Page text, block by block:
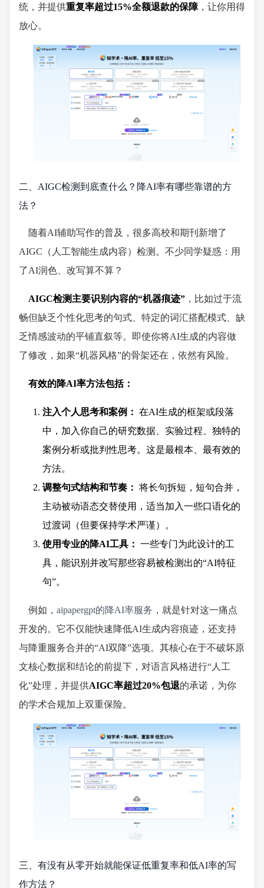
统，并提供重复率超过15%全额退款的保障，让你用得
放心。
二、AIGC检测到底查什么？降AI率有哪些靠谱的方
法？
随着AI辅助写作的普及，很多高校和期刊新增了
AIGC（人工智能生成内容）检测。不少同学疑惑：用
了AI润色、改写算不算？
AIGC检测主要识别内容的“机器痕迹” ，比如过于流
畅但缺乏个性化思考的句式、特定的词汇搭配模式、缺
乏情感波动的平铺直叙等。即使你将AI生成的内容做
了修改，如果“机器风格”的骨架还在，依然有风险。
有效的降AI率方法包括：
注入个人思考和案例： 在AI生成的框架或段落
中，加入你自己的研究数据、实验过程、独特的
案例分析或批判性思考。这是最根本、最有效的
方法。
调整句式结构和节奏： 将长句拆短，短句合并，
主动被动语态交替使用，适当加入一些口语化的
过渡词（但要保持学术严谨）。
使用专业的降AI工具： 一些专门为此设计的工
具，能识别并改写那些容易被检测出的“AI特征
句”。
例如， aipapergpt的降AI率服务 ，就是针对这一痛点
开发的。它不仅能快速降低AI生成内容痕迹，还支持
与降重服务合并的“AI双降”选项。其核心在于不破坏原
文核心数据和结论的前提下，对语言风格进行“人工
化”处理，并提供AIGC率超过20%包退的承诺，为你
的学术合规加上双重保险。
三、有没有从零开始就能保证低重复率和低AI率的写
作方法？